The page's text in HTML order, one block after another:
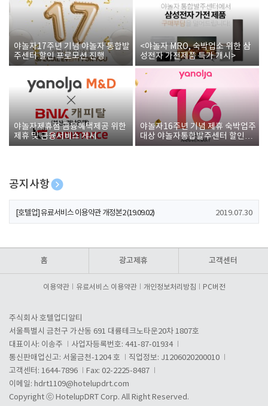
야놀자17주년 기념 야놀자 통합발
주센터 할인 프로모션 진행
<야놀자 MRO, 숙박업소 위한 삼
성전자 가전제품 특가 개시>
야놀자제휴점 금융혜택제공 위한
제휴 및 금융서비스 게시
야놀자16주년 기념 제휴 숙박업주
대상 야놀자통합발주센터 할인쿠
폰 증정
공지사항
[호텔업] 개인정보 처리방침 개정본1 (19.09.02)
[호텔업] 유료서비스 이용약관 개정본2 (19.09.02) 2019.07.30
홈 광고제휴 고객센터
이용약관 유료서비스 이용약관 개인정보처리방침 PC버전
주식회사 호텔업디알티
서울특별시 금천구 가산동 691 대륭테크노타운20차 1807호
대표이사: 이송주
사업자등록번호: 441-87-01934
통신판매업신고: 서울금천-1204 호
직업정보: J1206020200010
고객센터: 1644-7896
Fax: 02-2225-8487
이메일: hdrt1109@hotelupdrt.com
Copyright ⓒ HotelupDRT Corp. All Right Reserved.